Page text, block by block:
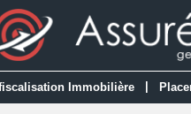
Immobilière